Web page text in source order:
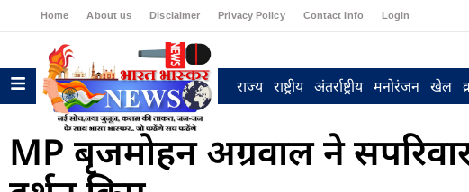
Home About us Disclaimer Privacy Policy Contact Info Login
राज्य राष्ट्रीय अंतर्राष्ट्रीय मनोरंजन खेल
MP बृजमोहन अग्रवाल ने